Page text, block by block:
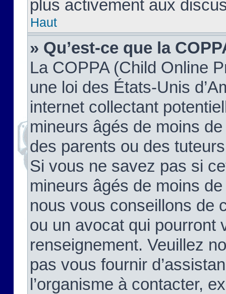
plus activement aux
Haut
» Qu’est-ce que la
La COPPA (Child Online
une loi des États-Unis
internet collectant
mineurs âgés de moins
des parents ou des
Si vous ne savez pas si
mineurs âgés de moins
nous vous conseillons de
ou un avocat qui pourront
renseignement. Veuillez
pas vous fournir
l’organisme à contacter,